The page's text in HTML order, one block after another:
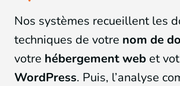
Nos systèmes recueillent les
techniques de votre nom de
votre hébergement web et
WordPress. Puis, l’analyse